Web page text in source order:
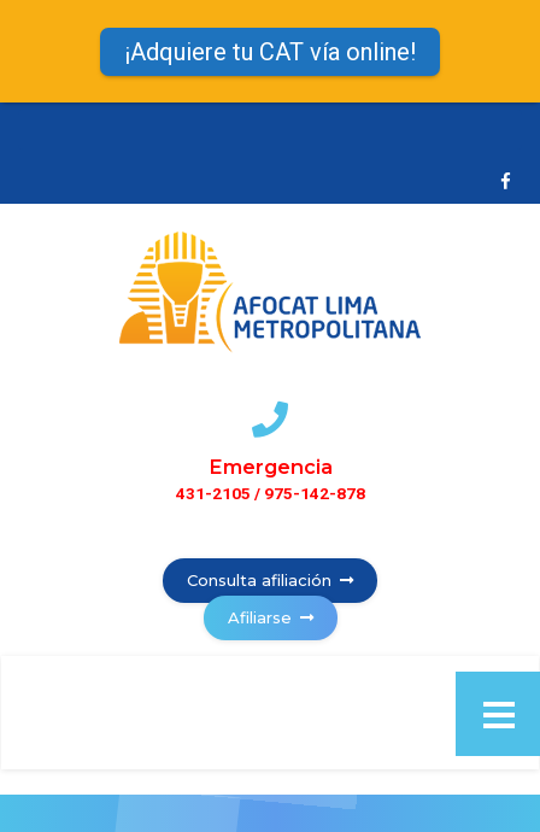
Emergencia
431-2105 / 975-142-878
Consulta afiliación
Afiliarse
¡Adquiere tu CAT vía online!